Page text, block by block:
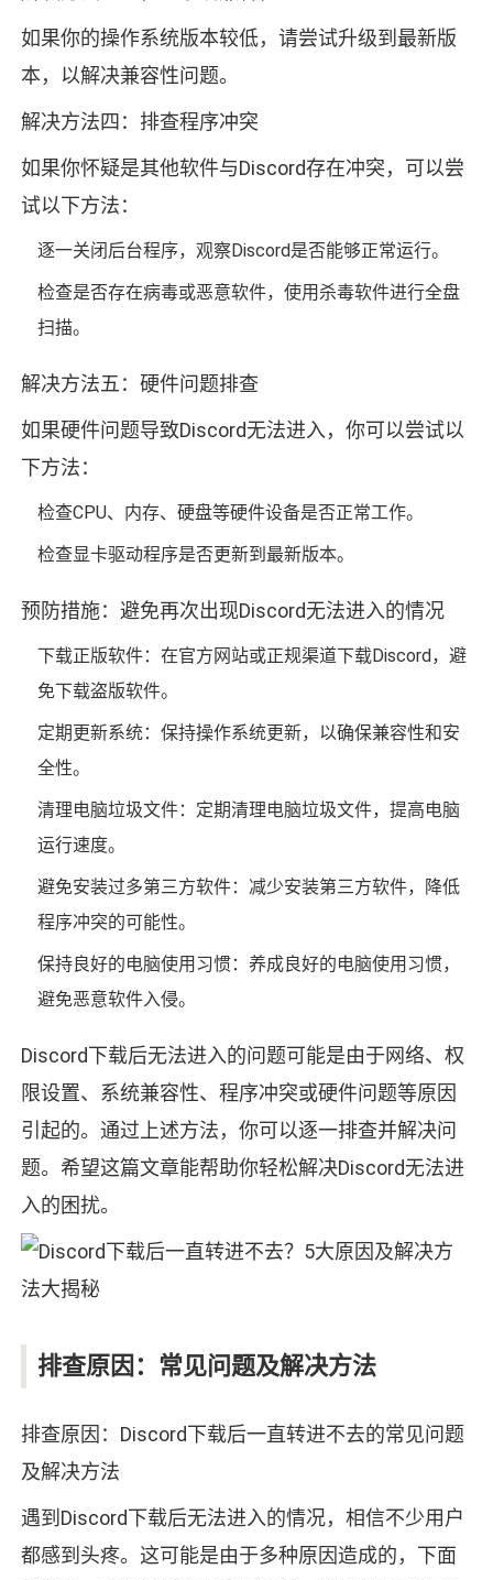
如果你的操作系统版本较低，请尝试升级到最新版
本，以解决兼容性问题。
解决方法四：排查程序冲突
如果你怀疑是其他软件与Discord存在冲突，可以尝
试以下方法：
逐一关闭后台程序，观察Discord是否能够正常运行。
检查是否存在病毒或恶意软件，使用杀毒软件进行全盘
扫描。
解决方法五：硬件问题排查
如果硬件问题导致Discord无法进入，你可以尝试以
下方法：
检查CPU、内存、硬盘等硬件设备是否正常工作。
检查显卡驱动程序是否更新到最新版本。
预防措施：避免再次出现Discord无法进入的情况
下载正版软件：在官方网站或正规渠道下载Discord，避
免下载盗版软件。
定期更新系统：保持操作系统更新，以确保兼容性和安
全性。
清理电脑垃圾文件：定期清理电脑垃圾文件，提高电脑
运行速度。
避免安装过多第三方软件：减少安装第三方软件，降低
程序冲突的可能性。
保持良好的电脑使用习惯：养成良好的电脑使用习惯，
避免恶意软件入侵。
Discord下载后无法进入的问题可能是由于网络、权
限设置、系统兼容性、程序冲突或硬件问题等原因
引起的。通过上述方法，你可以逐一排查并解决问
题。希望这篇文章能帮助你轻松解决Discord无法进
入的困扰。
排查原因：常见问题及解决方法
排查原因：Discord下载后一直转进不去的常见问题
及解决方法
遇到Discord下载后无法进入的情况，相信不少用户
都感到头疼。这可能是由于多种原因造成的，下面